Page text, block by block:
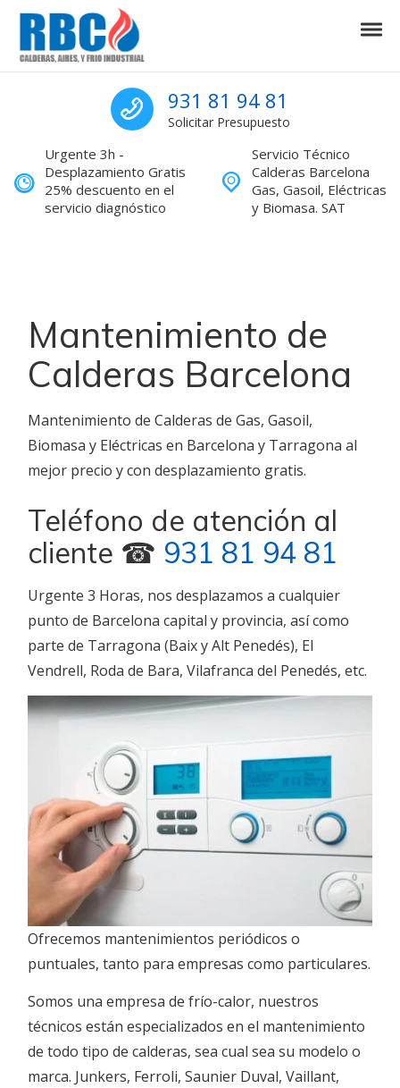
Skip to navigation
Skip to content
Calderas Barcelona Servicio
Calderas Barcelona Servicio Técnico reparaciones
Sat calderas
931 81 94 81
Solicitar Presupuesto
Urgente 3h -
Desplazamiento Gratis
25% descuento en el
servicio diagnóstico
Servicio Técnico
Calderas Barcelona
Gas, Gasoil, Eléctricas
y Biomasa. SAT
Mantenimiento de
Calderas Barcelona
Mantenimiento de Calderas de Gas, Gasoil,
Biomasa y Eléctricas en Barcelona y Tarragona al
mejor precio y con desplazamiento gratis.
Teléfono de atención al
cliente ☎ 931 81 94 81
Urgente 3 Horas, nos desplazamos a cualquier
punto de Barcelona capital y provincia, así como
parte de Tarragona (Baix y Alt Penedés), El
Vendrell, Roda de Bara, Vilafranca del Penedés, etc.
Ofrecemos mantenimientos periódicos o
puntuales, tanto para empresas como particulares.
Somos una empresa de frío-calor, nuestros
técnicos están especializados en el mantenimiento
de todo tipo de calderas, sea cual sea su modelo o
marca. Junkers, Ferroli, Saunier Duval, Vaillant,